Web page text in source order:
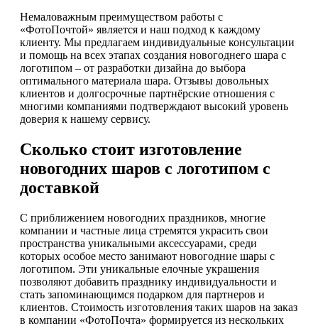
Немаловажным преимуществом работы с
«ФотоПочтой» является и наш подход к каждому
клиенту. Мы предлагаем индивидуальные консультации
и помощь на всех этапах создания новогоднего шара с
логотипом – от разработки дизайна до выбора
оптимального материала шара. Отзывы довольных
клиентов и долгосрочные партнёрские отношения с
многими компаниями подтверждают высокий уровень
доверия к нашему сервису.
Сколько стоит изготовление
новогодних шаров с логотипом с
доставкой
С приближением новогодних праздников, многие
компании и частные лица стремятся украсить свои
пространства уникальными аксессуарами, среди
которых особое место занимают новогодние шары с
логотипом. Эти уникальные елочные украшения
позволяют добавить празднику индивидуальности и
стать запоминающимся подарком для партнеров и
клиентов. Стоимость изготовления таких шаров на заказ
в компании «ФотоПочта» формируется из нескольких